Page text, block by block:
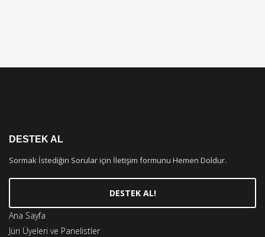
DESTEK AL
Sormak İstediğin Sorular için İletişim formunu Hemen Doldur.
DESTEK AL!
Ana Sayfa
Jüri Üyeleri ve Panelistler